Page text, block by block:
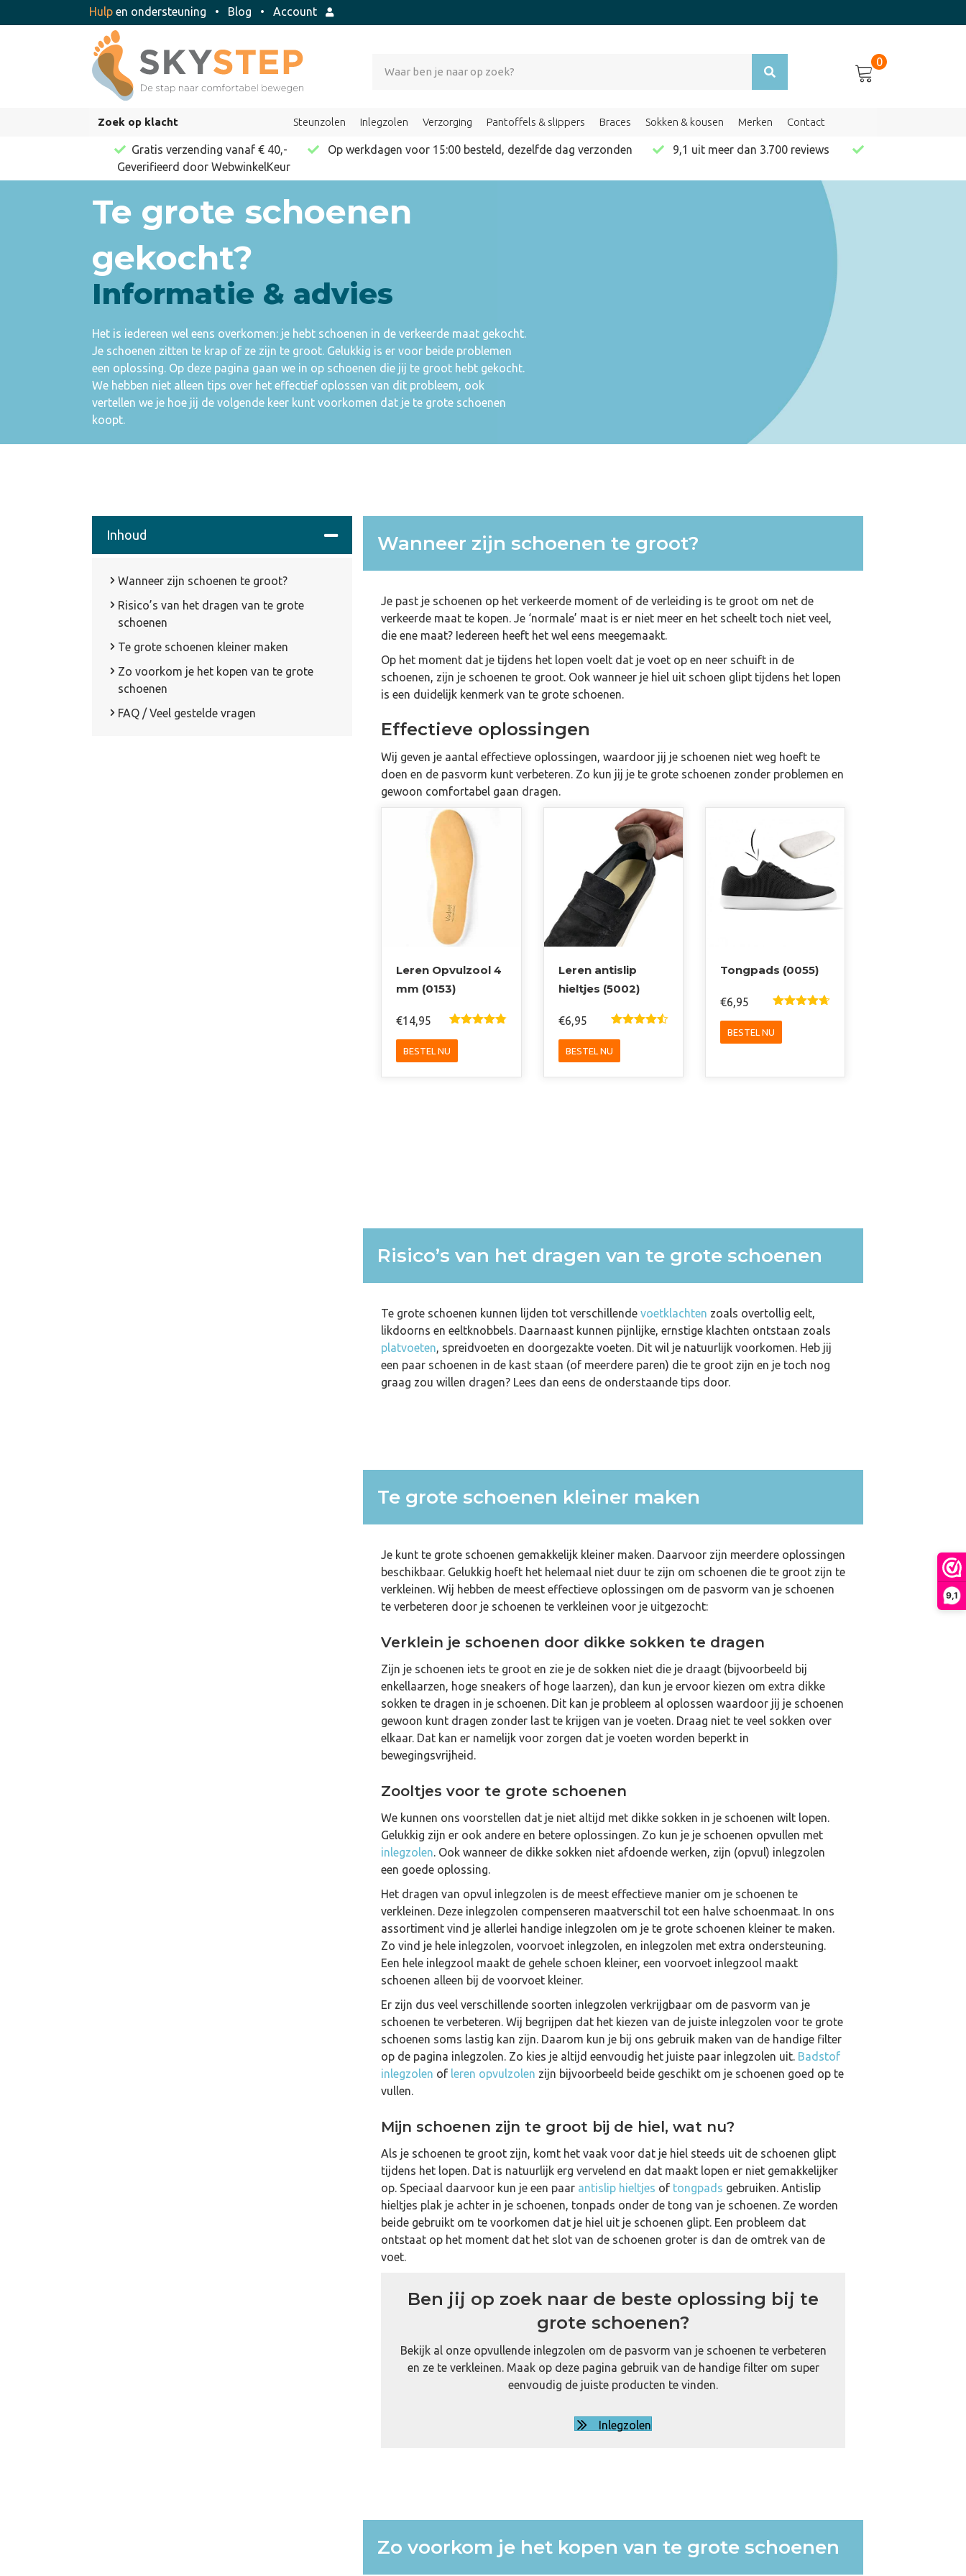
9,1
Hulp en ondersteuning • Blog •Account
0
Zoek op klacht Steunzolen Inlegzolen Verzorging Pantoffels & slippers Braces Sokken & kousen Merken Contact
Gratis verzending vanaf € 40,- Op werkdagen voor 15:00 besteld, dezelfde dag verzonden
9,1 uit meer dan 3.700 reviews
Geverifieerd door WebwinkelKeur
Te grote schoenen
gekocht?
Informatie & advies
Het is iedereen wel eens overkomen: je hebt schoenen in de verkeerde maat gekocht.
Je schoenen zitten te krap of ze zijn te groot. Gelukkig is er voor beide problemen
een oplossing. Op deze pagina gaan we in op schoenen die jij te groot hebt gekocht.
We hebben niet alleen tips over het effectief oplossen van dit probleem, ook
vertellen we je hoe jij de volgende keer kunt voorkomen dat je te grote schoenen
koopt.
Inhoud
Wanneer zijn schoenen te groot?
Risico’s van het dragen van te grote
schoenen
Te grote schoenen kleiner maken
Zo voorkom je het kopen van te grote
schoenen
FAQ / Veel gestelde vragen
Wanneer zijn schoenen te groot?
Je past je schoenen op het verkeerde moment of de verleiding is te groot om net de
verkeerde maat te kopen. Je ‘normale’ maat is er niet meer en het scheelt toch niet veel,
die ene maat? Iedereen heeft het wel eens meegemaakt.
Op het moment dat je tijdens het lopen voelt dat je voet op en neer schuift in de
schoenen, zijn je schoenen te groot. Ook wanneer je hiel uit schoen glipt tijdens het lopen
is een duidelijk kenmerk van te grote schoenen.
Effectieve oplossingen
Wij geven je aantal effectieve oplossingen, waardoor jij je schoenen niet weg hoeft te
doen en de pasvorm kunt verbeteren. Zo kun jij je te grote schoenen zonder problemen en
gewoon comfortabel gaan dragen.
Leren Opvulzool 4
mm (0153)
D
5
€14,95
BESTEL NU
DIT
PRODUCT
HEEFT
Leren antislip
hieltjes (5002)
Rd
Uit 5
€6,95
BESTEL NU
DIT
PRODUCT
HEEFT
Tongpads (0055)
Rd
Uit 5
€6,95
BESTEL NU
DIT
PRODUCT
Risico’s van het dragen van te grote schoenen
Te grote schoenen kunnen lijden tot verschillendevoetklachten zoals overtollig eelt,
likdoorns en eeltknobbels. Daarnaast kunnen pijnlijke, ernstige klachten ontstaan zoals
platvoeten, spreidvoeten en doorgezakte voeten. Dit wil je natuurlijk voorkomen. Heb jij
een paar schoenen in de kast staan (of meerdere paren) die te groot zijn en je toch nog
graag zou willen dragen? Lees dan eens de onderstaande tips door.
Te grote schoenen kleiner maken
Je kunt te grote schoenen gemakkelijk kleiner maken. Daarvoor zijn meerdere oplossingen
beschikbaar. Gelukkig hoeft het helemaal niet duur te zijn om schoenen die te groot zijn te
verkleinen. Wij hebben de meest effectieve oplossingen om de pasvorm van je schoenen
te verbeteren door je schoenen te verkleinen voor je uitgezocht:
Verklein je schoenen door dikke sokken te dragen
Zijn je schoenen iets te groot en zie je de sokken niet die je draagt (bijvoorbeeld bij
enkellaarzen, hoge sneakers of hoge laarzen), dan kun je ervoor kiezen om extra dikke
sokken te dragen in je schoenen. Dit kan je probleem al oplossen waardoor jij je schoenen
gewoon kunt dragen zonder last te krijgen van je voeten. Draag niet te veel sokken over
elkaar. Dat kan er namelijk voor zorgen dat je voeten worden beperkt in
bewegingsvrijheid.
Zooltjes voor te grote schoenen
We kunnen ons voorstellen dat je niet altijd met dikke sokken in je schoenen wilt lopen.
Gelukkig zijn er ook andere en betere oplossingen. Zo kun je je schoenen opvullen met
inlegzolen. Ook wanneer de dikke sokken niet afdoende werken, zijn (opvul) inlegzolen
een goede oplossing.
Het dragen van opvul inlegzolen is de meest effectieve manier om je schoenen te
verkleinen. Deze inlegzolen compenseren maatverschil tot een halve schoenmaat. In ons
assortiment vind je allerlei handige inlegzolen om je te grote schoenen kleiner te maken.
Zo vind je hele inlegzolen, voorvoet inlegzolen, en inlegzolen met extra ondersteuning.
Een hele inlegzool maakt de gehele schoen kleiner, een voorvoet inlegzool maakt
schoenen alleen bij de voorvoet kleiner.
Er zijn dus veel verschillende soorten inlegzolen verkrijgbaar om de pasvorm van je
schoenen te verbeteren. Wij begrijpen dat het kiezen van de juiste inlegzolen voor te grote
schoenen soms lastig kan zijn. Daarom kun je bij ons gebruik maken van de handige filter
op de pagina inlegzolen. Zo kies je altijd eenvoudig het juiste paar inlegzolen uit. Badstof
inlegzolen of leren opvulzolen zijn bijvoorbeeld beide geschikt om je schoenen goed op te
vullen.
Mijn schoenen zijn te groot bij de hiel, wat nu?
Als je schoenen te groot zijn, komt het vaak voor dat je hiel steeds uit de schoenen glipt
tijdens het lopen. Dat is natuurlijk erg vervelend en dat maakt lopen er niet gemakkelijker
op. Speciaal daarvoor kun je een paar antislip hieltjes of tongpads gebruiken. Antislip
hieltjes plak je achter in je schoenen, tonpads onder de tong van je schoenen. Ze worden
beide gebruikt om te voorkomen dat je hiel uit je schoenen glipt. Een probleem dat
ontstaat op het moment dat het slot van de schoenen groter is dan de omtrek van de
voet.
Ben jij op zoek naar de beste oplossing bij te
grote schoenen?
Bekijk al onze opvullende inlegzolen om de pasvorm van je schoenen te verbeteren
en ze te verkleinen. Maak op deze pagina gebruik van de handige filter om super
eenvoudig de juiste producten te vinden.
Inlegzolen
Zo voorkom je het kopen van te grote schoenen